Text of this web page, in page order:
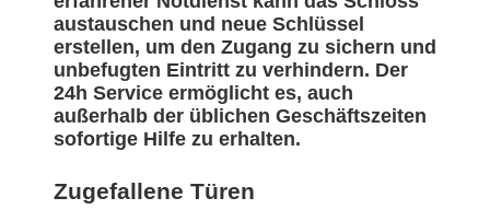
austauschen und neue Schlüssel
erstellen, um den Zugang zu sichern und
unbefugten Eintritt zu verhindern. Der
24h Service ermöglicht es, auch
außerhalb der üblichen Geschäftszeiten
sofortige Hilfe zu erhalten.
Zugefallene Türen